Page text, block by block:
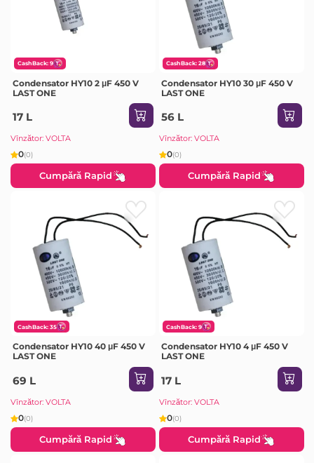
CashBack: 9
Condensator HY10 2 μF 450 V
LAST ONE
17 L
Vînzător: VOLTA
0(0)
Cumpără Rapid
CashBack: 28
Condensator HY10 30 μF 450 V
LAST ONE
56 L
Vînzător: VOLTA
0(0)
Cumpără Rapid
CashBack: 35
Condensator HY10 40 μF 450 V
LAST ONE
69 L
Vînzător: VOLTA
0(0)
Cumpără Rapid
CashBack: 9
Condensator HY10 4 μF 450 V
LAST ONE
17 L
Vînzător: VOLTA
0(0)
Cumpără Rapid